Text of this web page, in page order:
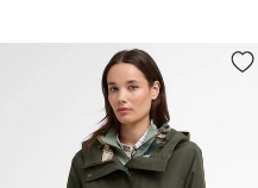
Giacca impermeabile Baythorpe